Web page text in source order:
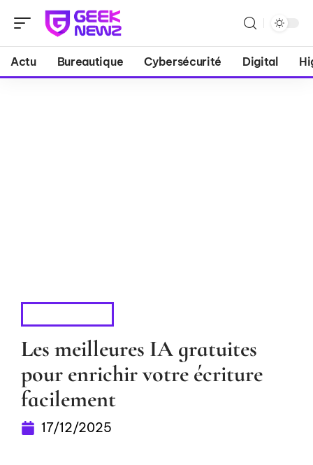
Actu Bureautique Cybersécurité Digital
Les meilleures IA gratuites
pour enrichir votre écriture
facilement
17/12/2025